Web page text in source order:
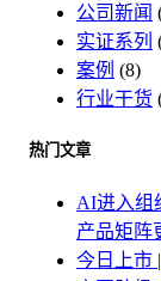
公司新闻
实证系列
案例 (8)
行业干货
热门文章
AI进入组
产品矩阵
今日上市